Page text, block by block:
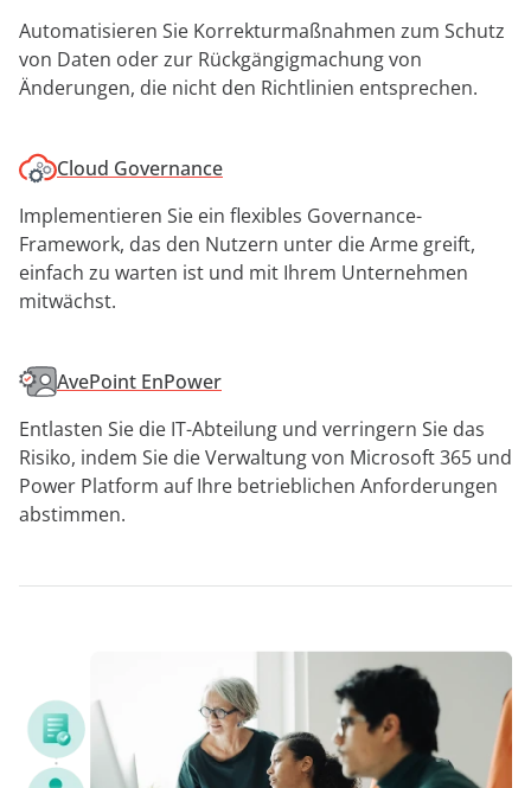
Automatisieren Sie Korrekturmaßnahmen zum Schutz
von Daten oder zur Rückgängigmachung von
Änderungen, die nicht den Richtlinien entsprechen.
Cloud Governance
Implementieren Sie ein flexibles Governance-
Framework, das den Nutzern unter die Arme greift,
einfach zu warten ist und mit Ihrem Unternehmen
mitwächst.
AvePoint EnPower
Entlasten Sie die IT-Abteilung und verringern Sie das
Risiko, indem Sie die Verwaltung von Microsoft 365 und
Power Platform auf Ihre betrieblichen Anforderungen
abstimmen.